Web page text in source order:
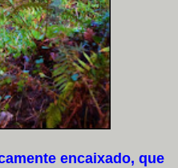
encaixado, que